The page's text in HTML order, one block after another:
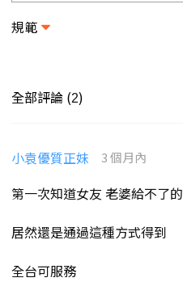
規範
全部評論 (2)
小袁優質正妹 3 個月內
第一次知道女友 老婆給不了的
居然還是通過這種方式得到
全台可服務